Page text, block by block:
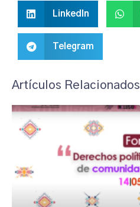
LinkedIn
Telegram
Artículos Relacionados